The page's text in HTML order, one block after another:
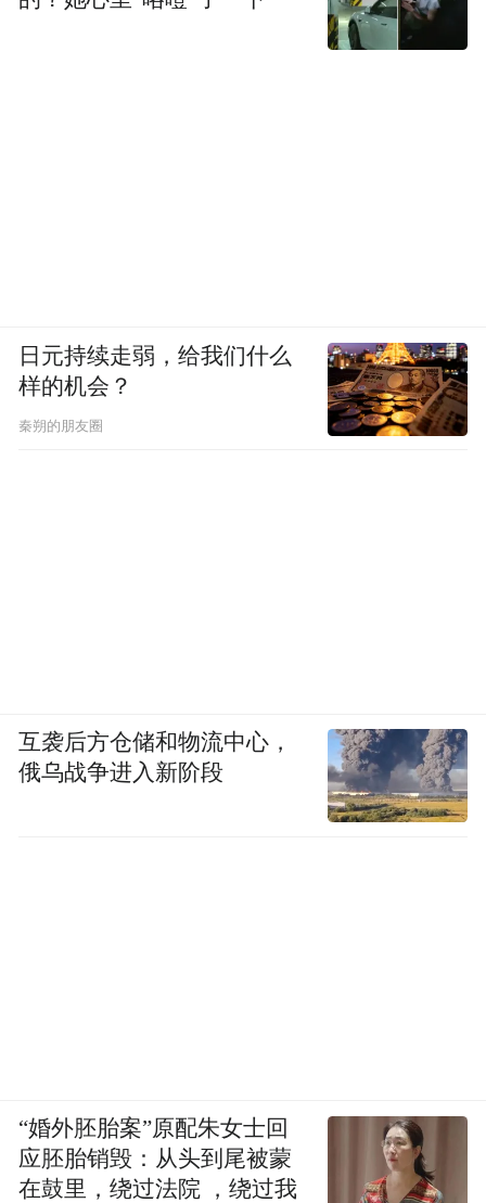
日元持续走弱，给我们什么
样的机会？
秦朔的朋友圈
互袭后方仓储和物流中心，
俄乌战争进入新阶段
“婚外胚胎案”原配朱女士回
应胚胎销毁：从头到尾被蒙
在鼓里，绕过法院 ，绕过我